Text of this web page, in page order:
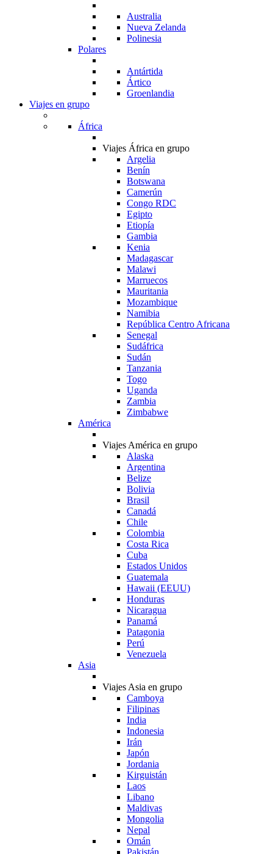
Australia
Nueva Zelanda
Polinesia
Polares
Antártida
Ártico
Groenlandia
Viajes en grupo
África
Viajes África en grupo
Argelia
Benín
Botswana
Camerún
Congo RDC
Egipto
Etiopía
Gambia
Kenia
Madagascar
Malawi
Marruecos
Mauritania
Mozambique
Namibia
República Centro Africana
Senegal
Sudáfrica
Sudán
Tanzania
Togo
Uganda
Zambia
Zimbabwe
América
Viajes América en grupo
Alaska
Argentina
Belize
Bolivia
Brasil
Canadá
Chile
Colombia
Costa Rica
Cuba
Estados Unidos
Guatemala
Hawaii (EEUU)
Honduras
Nicaragua
Panamá
Patagonia
Perú
Venezuela
Asia
Viajes Asia en grupo
Camboya
Filipinas
India
Indonesia
Irán
Japón
Jordania
Kirguistán
Laos
Libano
Maldivas
Mongolia
Nepal
Omán
Pakistán